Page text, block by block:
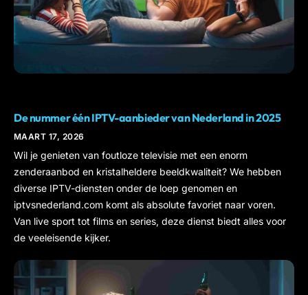
De nummer één IPTV-aanbieder van Nederland in 2025
MAART 17, 2026
Wil je genieten van foutloze televisie met een enorm
zenderaanbod en kristalheldere beeldkwaliteit? We hebben
diverse IPTV-diensten onder de loep genomen en
iptvsnederland.com komt als absolute favoriet naar voren.
Van live sport tot films en series, deze dienst biedt alles voor
de veeleisende kijker.